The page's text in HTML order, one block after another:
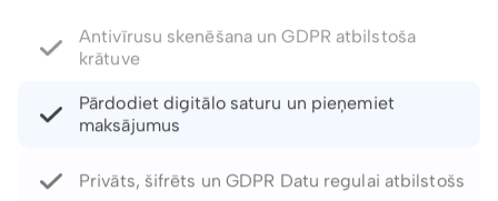
Pārdodiet digitālo saturu un pieņemiet
maksājumus
Privāts, šifrēts un GDPR Datu regulai atbilstošs
Pārsūtiet lielus failus sākotnējā kvalitātē